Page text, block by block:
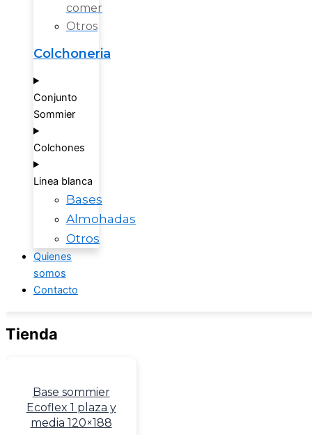
comer
Otros
Colchoneria
Conjunto
Sommier
Colchones
Linea blanca
Bases
Almohadas
Otros
Quienes
somos
Contacto
Tienda
Base sommier
Ecoflex 1 plaza y
media 120×188